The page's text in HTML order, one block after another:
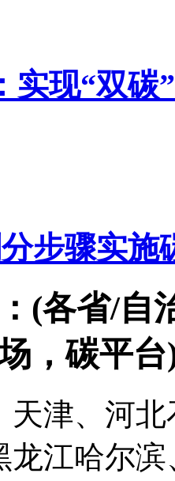
实现“双碳
步骤实施
(各省/自
，碳平台
天津、河
龙江哈尔